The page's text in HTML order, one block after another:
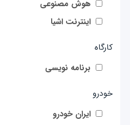
هوش مصنوعی
اینترنت اشیا
کارگاه
برنامه نویسی
خودرو
ایران خودرو